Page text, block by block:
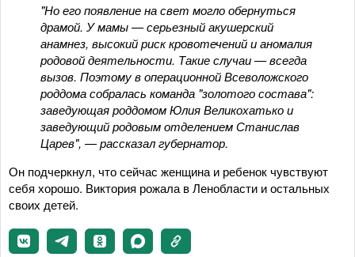
"Но его появление на свет могло обернуться
драмой. У мамы — серьезный акушерский
анамнез, высокий риск кровотечений и аномалия
родовой деятельности. Такие случаи — всегда
вызов. Поэтому в операционной Всеволожского
роддома собралась команда "золотого состава":
заведующая роддомом Юлия Великохатько и
заведующий родовым отделением Станислав
Царев", — рассказал губернатор.
Он подчеркнул, что сейчас женщина и ребенок чувствуют
себя хорошо. Виктория рожала в Ленобласти и остальных
своих детей.